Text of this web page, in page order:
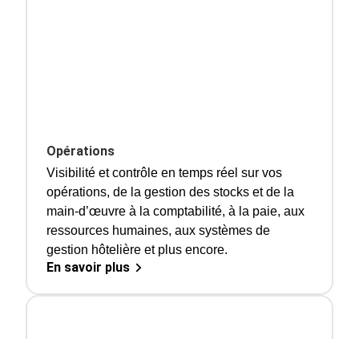
Opérations
Visibilité et contrôle en temps réel sur vos
opérations, de la gestion des stocks et de la
main-d’œuvre à la comptabilité, à la paie, aux
ressources humaines, aux systèmes de
gestion hôtelière et plus encore.
En savoir plus